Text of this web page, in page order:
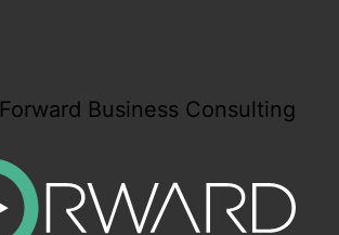
Forward Business Consulting